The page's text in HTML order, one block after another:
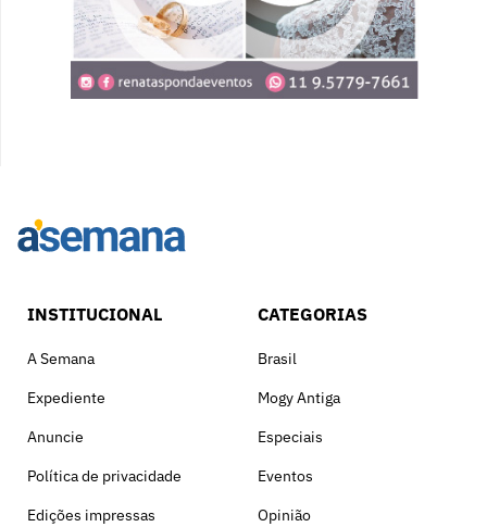
INSTITUCIONAL
A Semana
Expediente
Anuncie
Política de privacidade
Edições impressas
CATEGORIAS
Brasil
Mogy Antiga
Especiais
Eventos
Opinião